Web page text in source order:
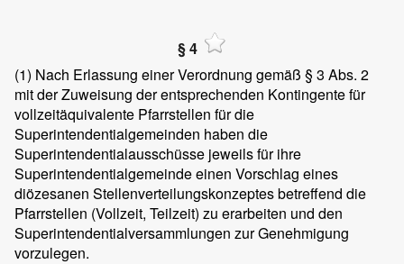
§ 4
(1) Nach Erlassung einer Verordnung gemäß § 3 Abs. 2
mit der Zuweisung der entsprechenden Kontingente für
vollzeitäquivalente Pfarrstellen für die
Superintendentialgemeinden haben die
Superintendentialausschüsse jeweils für ihre
Superintendentialgemeinde einen Vorschlag eines
diözesanen Stellenverteilungskonzeptes betreffend die
Pfarrstellen (Vollzeit, Teilzeit) zu erarbeiten und den
Superintendentialversammlungen zur Genehmigung
vorzulegen.